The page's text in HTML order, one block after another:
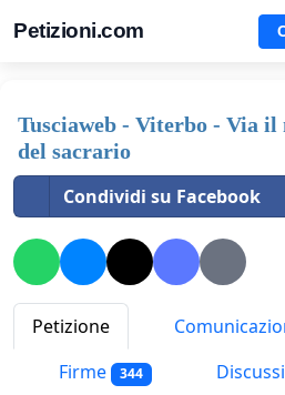
Petizioni.com
Tusciaweb - Viterbo - Via il
del sacrario
Condividi su Facebook
Petizione
Firme 344